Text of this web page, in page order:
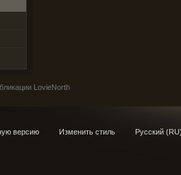
LovieNorth
версию Изменить стиль Русский